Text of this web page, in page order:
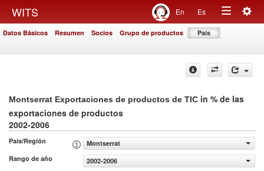
WITS En Es
Toggle
Datos Básicos Resumen Socios Grupo de productos País
Montserrat Exportaciones de productos de TIC in % de las
exportaciones de productos
2002-2006
País/Región
Montserrat
Rango de año
2002-2006